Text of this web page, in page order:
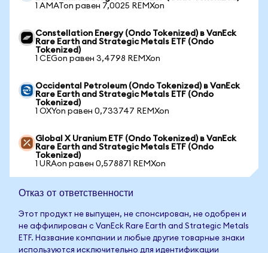
1 AMATon равен 7,0025 REMXon
Constellation Energy (Ondo Tokenized) в VanEck
Rare Earth and Strategic Metals ETF (Ondo
Tokenized)
1 CEGon равен 3,4798 REMXon
Occidental Petroleum (Ondo Tokenized) в VanEck
Rare Earth and Strategic Metals ETF (Ondo
Tokenized)
1 OXYon равен 0,733747 REMXon
Global X Uranium ETF (Ondo Tokenized) в VanEck
Rare Earth and Strategic Metals ETF (Ondo
Tokenized)
1 URAon равен 0,578871 REMXon
Отказ от ответственности
Этот продукт не выпущен, не спонсирован, не одобрен и
не аффилирован с VanEck Rare Earth and Strategic Metals
ETF. Название компании и любые другие товарные знаки
используются исключительно для идентификации